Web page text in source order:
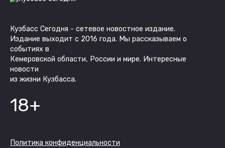
Кузбасс Сегодня - сетевое новостное издание.
Издание выходит с 2016 года. Мы рассказываем о
событиях в
Кемеровской области, России и мире. Интересные
новости
из жизни Кузбасса.
18+
Политика конфиденциальности